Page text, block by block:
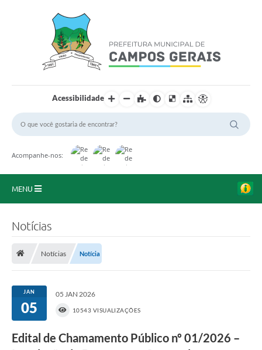
Acessibilidade
Acompanhe-nos:
MENU
Portal da Transparência
Secretarias
Mais
Notícias
Notícias Notícia
JAN
05
05 JAN 2026
10543 VISUALIZAÇÕES
Edital de Chamamento Público nº 01/2026 –